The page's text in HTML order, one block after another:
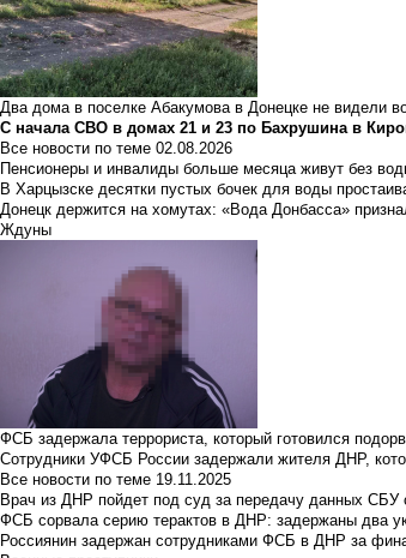
Два дома в поселке Абакумова в Донецке не видели
С начала СВО в домах 21 и 23 по Бахрушина в
Все новости по теме 02.08.2026
Пенсионеры и инвалиды больше месяца живут без
В Харцызске десятки пустых бочек для воды
Донецк держится на хомутах: «Вода Донбасса»
Ждуны
ФСБ задержала террориста, который готовился
Сотрудники УФСБ России задержали жителя ДНР,
Все новости по теме 19.11.2025
Врач из ДНР пойдет под суд за передачу данных СБУ
ФСБ сорвала серию терактов в ДНР: задержаны два
Россиянин задержан сотрудниками ФСБ в ДНР за